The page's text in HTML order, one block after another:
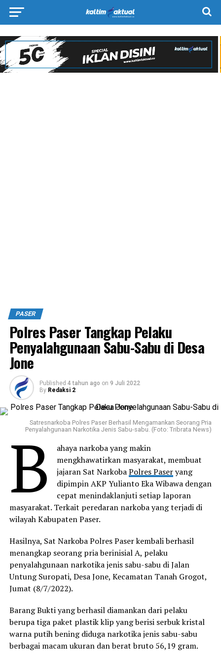
PASER
Polres Paser Tangkap Pelaku
Penyalahgunaan Sabu-Sabu di Desa
Jone
Published 4 tahun ago on 9 Juli 2022
By Redaksi 2
Satresnarkoba Polres Paser Berhasil Mengamankan Seorang Pria
Penyalahgunaan Narkotika Jenis Sabu-sabu. (Foto: Tribrata News)
B
ahaya narkoba yang makin
mengkhawatirkan masyarakat, membuat
jajaran Sat NarkobaPolres Paseryang
dipimpin AKP Yulianto Eka Wibawa dengan
cepat menindaklanjuti setiap laporan
masyarakat. Terkait peredaran narkoba yang terjadi di
wilayah Kabupaten Paser.
Hasilnya, Sat Narkoba Polres Paser kembali berhasil
menangkap seorang pria berinisial A, pelaku
penyalahgunaan narkotika jenis sabu-sabu di Jalan
Untung Suropati, Desa Jone, Kecamatan Tanah Grogot,
Jumat (8/7/2022).
Barang Bukti yang berhasil diamankan dari pelaku
berupa tiga paket plastik klip yang berisi serbuk kristal
warna putih bening diduga narkotika jenis sabu-sabu
berbagai macam ukuran dan berat bruto 56,19 gram.